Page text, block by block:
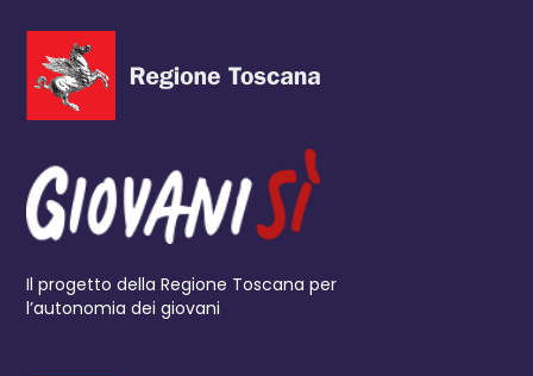
Il progetto della Regione Toscana per
l’autonomia dei giovani